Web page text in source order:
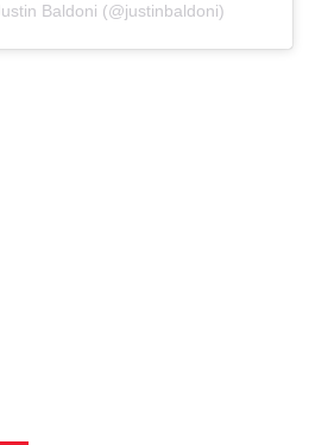
Baldoni (@justinbaldoni)